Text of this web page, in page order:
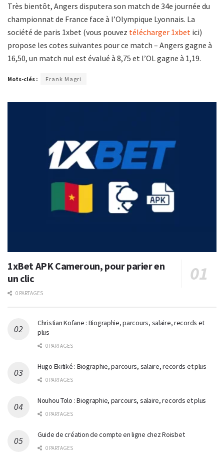
Très bientôt, Angers disputera son match de 34e journée du
championnat de France face à l’Olympique Lyonnais. La
société de paris 1xbet (vous pouvez télécharger 1xbet ici)
propose les cotes suivantes pour ce match – Angers gagne à
16,50, un match nul est évalué à 8,75 et l’OL gagne à 1,19.
Mots-clés : Frank Magri
1xBet APK Cameroun, pour parier en
un clic
0 PARTAGES
Christian Kofane : Biographie, parcours, salaire, records et
plus
0 PARTAGES
Hugo Ekitiké : Biographie, parcours, salaire, records et plus
0 PARTAGES
Nouhou Tolo : Biographie, parcours, salaire, records et plus
0 PARTAGES
Guide de création de compte en ligne chez Roisbet
0 PARTAGES